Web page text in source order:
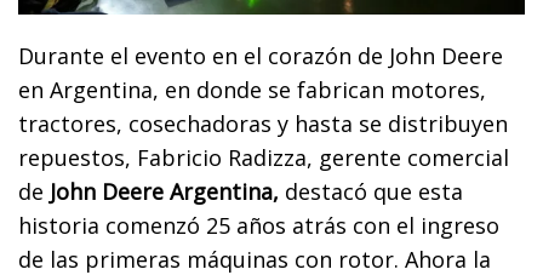
Durante el evento en el corazón de John Deere
en Argentina, en donde se fabrican motores,
tractores, cosechadoras y hasta se distribuyen
repuestos, Fabricio Radizza, gerente comercial
de John Deere Argentina, destacó que esta
historia comenzó 25 años atrás con el ingreso
de las primeras máquinas con rotor. Ahora la